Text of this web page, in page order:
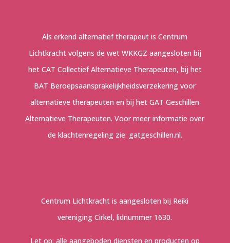
Als erkend alternatief therapeut is Centrum
Lichtkracht volgens de wet WKKGZ aangesloten bij
het CAT Collectief Alternatieve Therapeuten, bij het
BAT Beroepsaansprakelijkheidsverzekering voor
alternatieve therapeuten en bij het GAT Geschillen
Alternatieve Therapeuten. Voor meer informatie over
de klachtenregeling zie: gatgeschillen.nl.
Centrum Lichtkracht is aangesloten bij Reiki
vereniging Cirkel, lidnummer 1630.
Let op: alle aangeboden diensten en producten op